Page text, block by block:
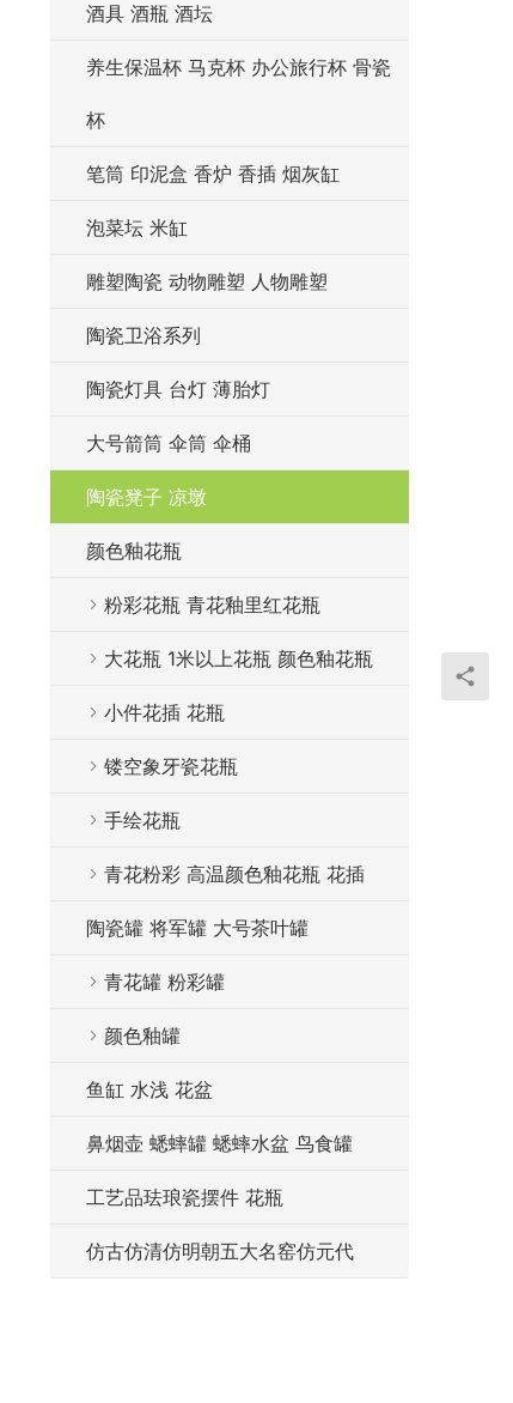
酒具 酒瓶 酒坛
养生保温杯 马克杯 办公旅行杯 骨瓷
杯
笔筒 印泥盒 香炉 香插 烟灰缸
泡菜坛 米缸
雕塑陶瓷 动物雕塑 人物雕塑
陶瓷卫浴系列
陶瓷灯具 台灯 薄胎灯
大号箭筒 伞筒 伞桶
陶瓷凳子 凉墩
颜色釉花瓶
粉彩花瓶 青花釉里红花瓶
大花瓶 1米以上花瓶 颜色釉花瓶
小件花插 花瓶
镂空象牙瓷花瓶
手绘花瓶
青花粉彩 高温颜色釉花瓶 花插
陶瓷罐 将军罐 大号茶叶罐
青花罐 粉彩罐
颜色釉罐
鱼缸 水浅 花盆
鼻烟壶 蟋蟀罐 蟋蟀水盆 鸟食罐
工艺品珐琅瓷摆件 花瓶
仿古仿清仿明朝五大名窑仿元代